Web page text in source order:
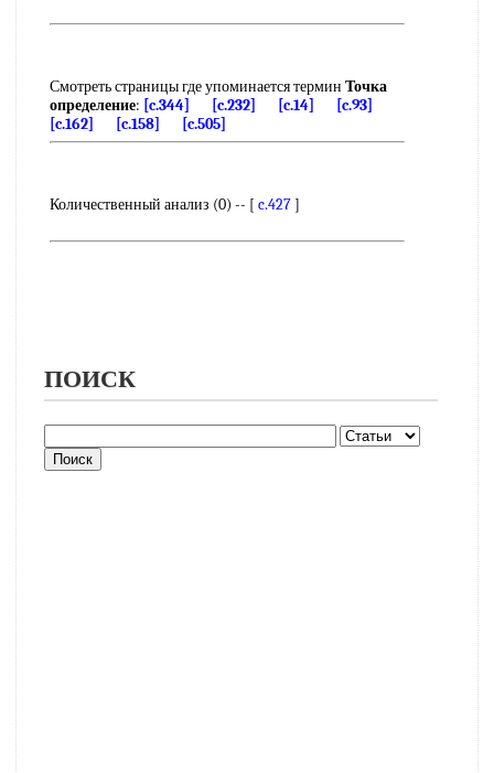
Смотреть страницы где упоминается термин Точка
определение: [c.344] [c.232] [c.14]
[c.93]
[c.162]
[c.158] [c.505]
Количественный анализ (0) -- [ c.427]
ПОИСК